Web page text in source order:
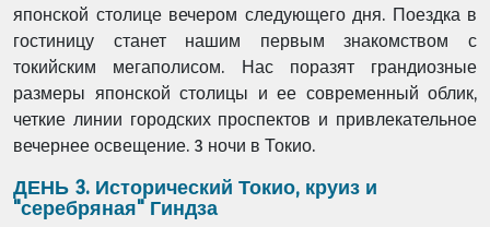
японской столице вечером следующего дня. Поездка в
гостиницу станет нашим первым знакомством с
токийским мегаполисом. Нас поразят грандиозные
размеры японской столицы и ее современный облик,
четкие линии городских проспектов и привлекательное
вечернее освещение. 3 ночи в Токио.
ДЕНЬ 3. Исторический Токио, круиз и
"серебряная" Гиндза